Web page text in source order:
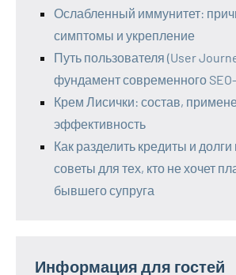
Ослабленный иммунитет:
симптомы и укрепление
Путь пользователя (User
фундамент современного
Крем Лисички: состав,
эффективность
Как разделить кредиты и
советы для тех, кто не хочет
бывшего супруга
Информация для гостей